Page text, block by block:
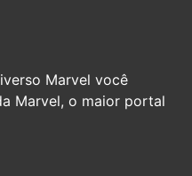
Marvel você
Marvel, o maior portal